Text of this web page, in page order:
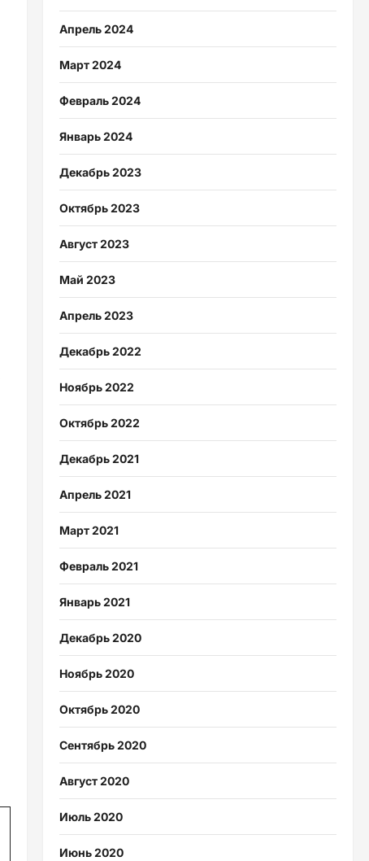
Апрель 2024
Март 2024
Февраль 2024
Январь 2024
Декабрь 2023
Октябрь 2023
Август 2023
Май 2023
Апрель 2023
Декабрь 2022
Ноябрь 2022
Октябрь 2022
Декабрь 2021
Апрель 2021
Март 2021
Февраль 2021
Январь 2021
Декабрь 2020
Ноябрь 2020
Октябрь 2020
Сентябрь 2020
Август 2020
Июль 2020
Июнь 2020